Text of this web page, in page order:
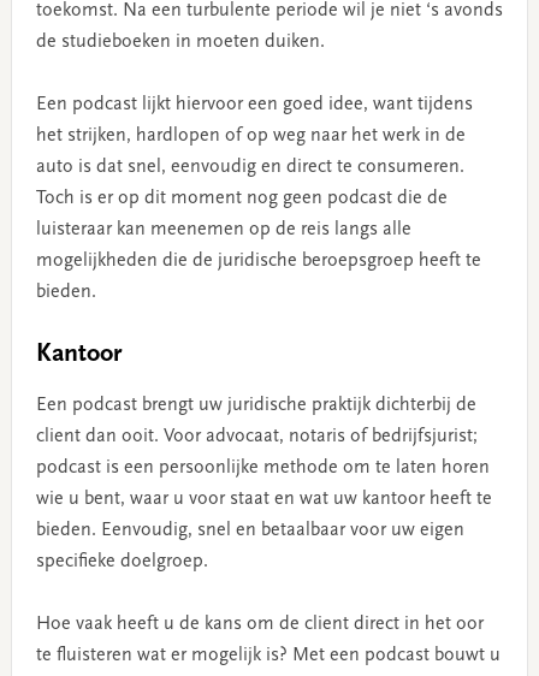
toekomst. Na een turbulente periode wil je niet ‘s avonds
de studieboeken in moeten duiken.
Een podcast lijkt hiervoor een goed idee, want tijdens
het strijken, hardlopen of op weg naar het werk in de
auto is dat snel, eenvoudig en direct te consumeren.
Toch is er op dit moment nog geen podcast die de
luisteraar kan meenemen op de reis langs alle
mogelijkheden die de juridische beroepsgroep heeft te
bieden.
Kantoor
Een podcast brengt uw juridische praktijk dichterbij de
client dan ooit. Voor advocaat, notaris of bedrijfsjurist;
podcast is een persoonlijke methode om te laten horen
wie u bent, waar u voor staat en wat uw kantoor heeft te
bieden. Eenvoudig, snel en betaalbaar voor uw eigen
specifieke doelgroep.
Hoe vaak heeft u de kans om de client direct in het oor
te fluisteren wat er mogelijk is? Met een podcast bouwt u